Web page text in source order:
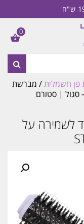
חשמלית/ מברשת
סגול | סטורם
לשמירה על
0